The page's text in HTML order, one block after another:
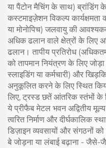
या पैंटोन मैचिंग के साथ)
कस्टमाइज़ेशन विकल्प
या मोनोपिच) जलवायु की
अधिक ढलान वाले क्षेत्रों के लिए
ढलान। तापीय प्रतिरोध
को तापमान नियंत्रण के लिए
स्लाइडिंग या कर्मचारी) और
अनुकूलित करने के लिए स्थित
लिए, ट्रस्ड छतें आंतरिक स्तंभों के
ये प्रीफैब मेटल भवन अद्वितीय
त्वरित निर्माण और दीर्घकालिक
डिज़ाइन व्यवसायों और संगठनों
बे जोड़ना या लंबाई बढ़ाना - जैसे-